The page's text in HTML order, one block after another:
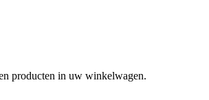
producten in uw winkelwagen.